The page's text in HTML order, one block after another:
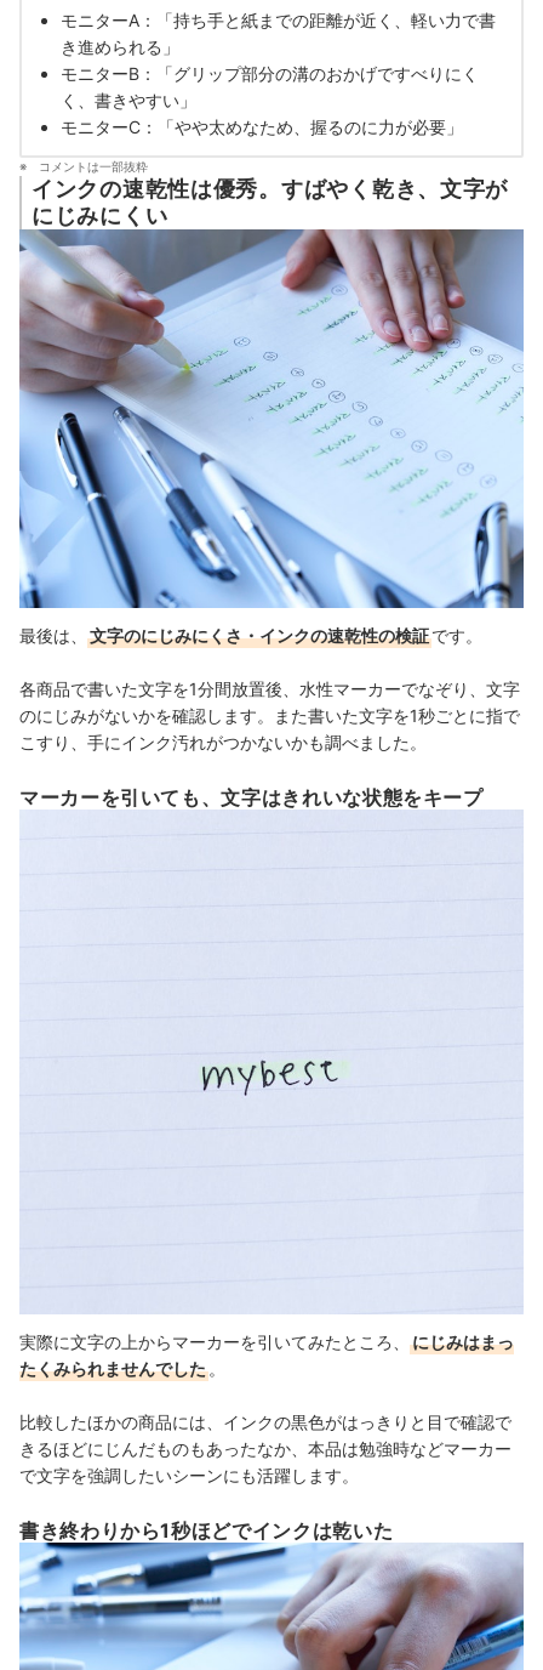
モニターA：「持ち手と紙までの距離が近く、軽い力で書
き進められる」
モニターB：「グリップ部分の溝のおかげですべりにく
く、書きやすい」
モニターC：「やや太めなため、握るのに力が必要」
コメントは一部抜粋
インクの速乾性は優秀。すばやく乾き、文字が
にじみにくい
最後は、 文字のにじみにくさ・インクの速乾性の検証です。
各商品で書いた文字を1分間放置後、水性マーカーでなぞり、文字
のにじみがないかを確認します。また書いた文字を1秒ごとに指で
こすり、手にインク汚れがつかないかも調べました。
マーカーを引いても、文字はきれいな状態をキープ
実際に文字の上からマーカーを引いてみたところ、
にじみはまっ
たくみられませんでした 。
比較したほかの商品には、インクの黒色がはっきりと目で確認で
きるほどにじんだものもあったなか、本品は勉強時などマーカー
で文字を強調したいシーンにも活躍します。
書き終わりから1秒ほどでインクは乾いた